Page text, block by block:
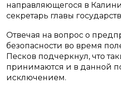
направляющегося в
секретарь главы
Отвечая на вопрос о
безопасности во время
Песков подчеркнул, что
принимаются и в данной
исключением.